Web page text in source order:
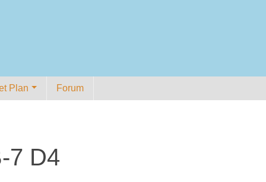
Plan Forum
7 D4